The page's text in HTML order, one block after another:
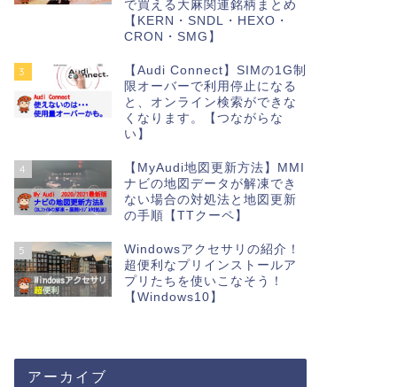
で買える大麻関連銘柄まとめ
【KERN・SNDL・HEXO・
CRON・SMG】
3
【Audi Connect】SIMの1G制
限オーバーで利用停止になる
と、オンライン検索ができな
くなります。【つながらな
い】
4
【MyAudi地図更新方法】MMI
ナビの地図データが解凍でき
ない場合の対処法と地図更新
の手順【TTクーペ】
5
Windowsアクセサリの紹介！
超便利なプリインストールア
プリたちを使いこなそう！
【Windows10】
アーカイブ